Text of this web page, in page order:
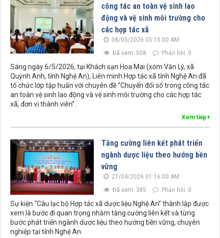
công tác an toàn vệ sinh lao
động và vệ sinh môi trường cho
các hợp tác xã
08/05/2026 05:15:00 AM
Đã xem: 508
Phản hồi: 0
Sáng ngày 6/5/2026, tại Khách sạn Hoa Mai (xóm Văn Lý, xã
Quỳnh Anh, tỉnh Nghệ An), Liên minh Hợp tác xã tỉnh Nghệ An đã
tổ chức lớp tập huấn với chuyên đề “Chuyển đổi số trong công tác
an toàn vệ sinh lao động và vệ sinh môi trường cho các hợp tác
xã, đơn vị thành viên”.
Xem tiếp
Tăng cường liên kết phát triển
ngành dược liệu theo hướng bền
vững
27/04/2026 01:16:00 AM
Đã xem: 385
Phản hồi: 0
Sự kiện “Câu lạc bộ Hợp tác xã dược liệu Nghệ An” thành lập được
xem là bước đi quan trọng nhằm tăng cường liên kết và từng
bước phát triển ngành dược liệu theo hướng bền vững, chuyên
nghiệp tại tỉnh Nghệ An.